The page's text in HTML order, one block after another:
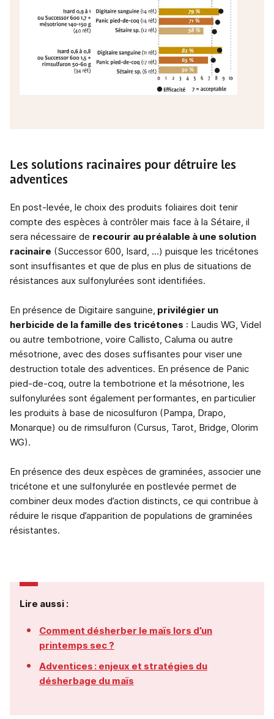
Les solutions racinaires pour détruire les
adventices
En post-levée, le choix des produits foliaires doit tenir
compte des espèces à contrôler mais face à la Sétaire, il
sera nécessaire de recourir au préalable à une solution
racinaire (Successor 600, Isard, …) puisque les tricétones
sont insuffisantes et que de plus en plus de situations de
résistances aux sulfonylurées sont identifiées.
En présence de Digitaire sanguine, privilégier un
herbicide de la famille des tricétones : Laudis WG, Videl
ou autre tembotrione, voire Callisto, Caluma ou autre
mésotrione, avec des doses suffisantes pour viser une
destruction totale des adventices. En présence de Panic
pied-de-coq, outre la tembotrione et la mésotrione, les
sulfonylurées sont également performantes, en particulier
les produits à base de nicosulfuron (Pampa, Drapo,
Monarque) ou de rimsulfuron (Cursus, Tarot, Bridge, Olorim
WG).
En présence des deux espèces de graminées, associer une
tricétone et une sulfonylurée en postlevée permet de
combiner deux modes d’action distincts, ce qui contribue à
réduire le risque d’apparition de populations de graminées
résistantes.
Lire aussi :
Comment désherber le maïs lors d’un
printemps sec ?
Adventices : enjeux et stratégies du
désherbage du maïs